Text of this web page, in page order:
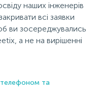
наших інженерів
всі заявки
ви зосереджувались
а не на вирішенні
телефоном та